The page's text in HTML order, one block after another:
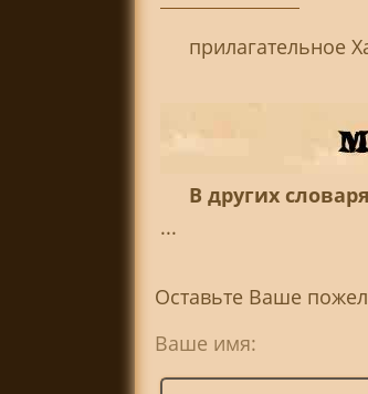
прилагательное
В других
...
Оставьте Ваше
Ваше имя: